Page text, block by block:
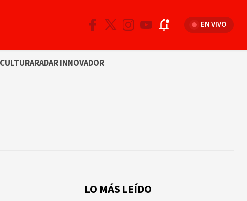
EN VIVO
CULTURARADAR INNOVADOR
LO MÁS LEÍDO